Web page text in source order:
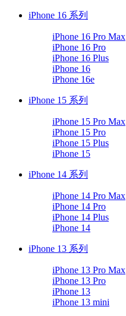
iPhone 16 系列
iPhone 16 Pro Max
iPhone 16 Pro
iPhone 16 Plus
iPhone 16
iPhone 16e
iPhone 15 系列
iPhone 15 Pro Max
iPhone 15 Pro
iPhone 15 Plus
iPhone 15
iPhone 14 系列
iPhone 14 Pro Max
iPhone 14 Pro
iPhone 14 Plus
iPhone 14
iPhone 13 系列
iPhone 13 Pro Max
iPhone 13 Pro
iPhone 13
iPhone 13 mini